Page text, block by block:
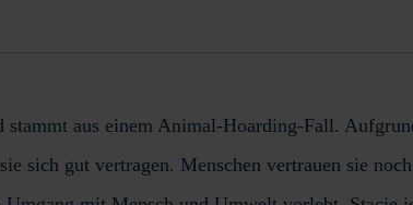
stammt aus einem Animal-Hoarding-Fall.
sich gut vertragen. Menschen vertrauen sie